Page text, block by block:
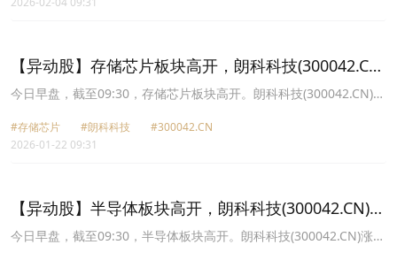
4.53%报75.79元，普冉股份(688766.CN)跌4.20%报276.0元，朗科
【异动股】存储芯片板块高开，朗科科技(300042.CN)
涨13.78%
今日早盘，截至09:30，存储芯片板块高开。朗科科技(300042.CN)涨
科技(688008.CN)涨10.00%报176.02元，广合科技(001389.CN)涨
9.56%报104.64元，中京电子(002579.CN)涨7.52%报13.15元，聚辰
#存储芯片 #朗科科技
#300042.CN
2026-01-22 09:31
【异动股】半导体板块高开，朗科科技(300042.CN)涨
13.84%
今日早盘，截至09:30，半导体板块高开。朗科科技(300042.CN)涨